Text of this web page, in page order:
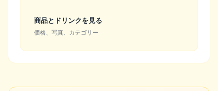
商品とドリンクを見る
価格、写真、カテゴリー